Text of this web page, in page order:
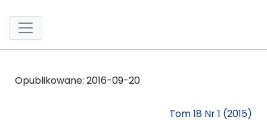
Opublikowane: 2016-09-20
Tom 18 Nr 1 (2015)